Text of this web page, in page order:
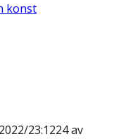
konst
23:1224 av